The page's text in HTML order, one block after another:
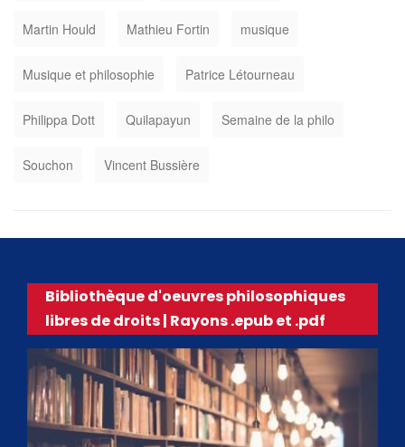
Martin Hould Mathieu Fortin musique
Musique et philosophie Patrice Létourneau
Philippa Dott Quilapayun Semaine de la philo
Souchon Vincent Bussière
Bibliothèque d'oeuvres philosophiques
libres de droits | Rayons .epub et .pdf